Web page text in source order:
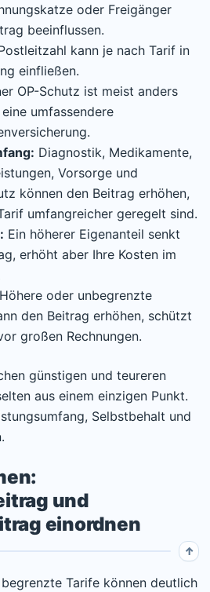
oder Freigänger
beeinflussen.
kann je nach Tarif in
einfließen.
OP-Schutz ist meist anders
umfassendere
Diagnostik, Medikamente,
Vorsorge und
können den Beitrag erhöhen,
umfangreicher geregelt sind.
Ein höherer Eigenanteil senkt
erhöht aber Ihre Kosten im
Höhere oder unbegrenzte
den Beitrag erhöhen, schützt
großen Rechnungen.
günstigen und teureren
aus einem einzigen Punkt.
Selbstbehalt und
und
einordnen
Tarife können deutlich